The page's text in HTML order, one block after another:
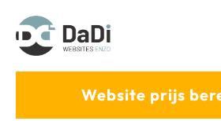
Website prijs